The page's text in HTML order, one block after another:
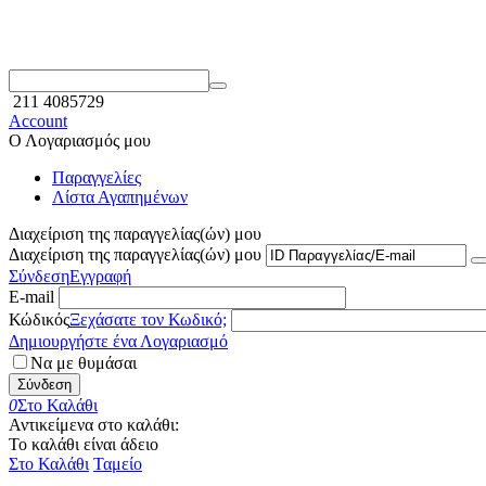
211 4085729
Account
Ο Λογαριασμός μου
Παραγγελίες
Λίστα Αγαπημένων
Διαχείριση της παραγγελίας(ών) μου
Διαχείριση της παραγγελίας(ών) μου
ΣύνδεσηΕγγραφή
E-mail
ΚώδικόςΞεχάσατε τον Κωδικό;
Δημιουργήστε ένα Λογαριασμό
Να με θυμάσαι
Σύνδεση
0Στο Καλάθι
Αντικείμενα στο καλάθι:
Το καλάθι είναι άδειο
Στο Καλάθι Ταμείο